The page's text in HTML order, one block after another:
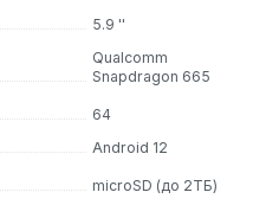
стильным и
руке.
корпус делают его
5.9 ''
Qualcomm
Snapdragon 665
64
Android 12
microSD (до 2ТБ)